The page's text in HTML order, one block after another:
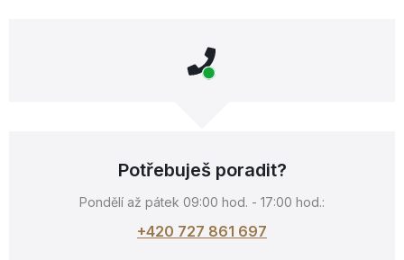
Potřebuješ poradit?
Pondělí až pátek 09:00 hod. - 17:00 hod.:
+420 727 861 697